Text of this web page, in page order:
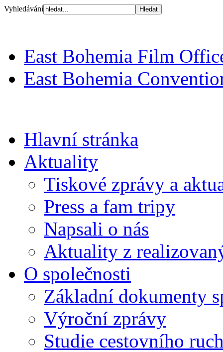
Vyhledávání
East Bohemia Film
East Bohemia
Hlavní stránka
Aktuality
Tiskové zprávy a
Press a fam tripy
Napsali o nás
Aktuality z
O společnosti
Základní dokumenty
Výroční zprávy
Studie cestovního